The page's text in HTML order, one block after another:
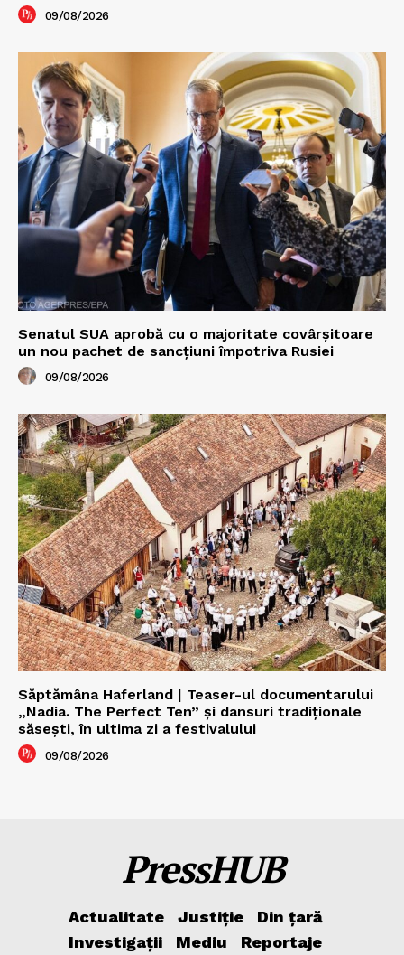
09/08/2026
Senatul SUA aprobă cu o majoritate covârșitoare
un nou pachet de sancțiuni împotriva Rusiei
09/08/2026
Săptămâna Haferland | Teaser-ul documentarului
„Nadia. The Perfect Ten” şi dansuri tradiţionale
săseşti, în ultima zi a festivalului
09/08/2026
PressHUB
Actualitate Justiție
Din țară
Investigații
Mediu
Reportaje